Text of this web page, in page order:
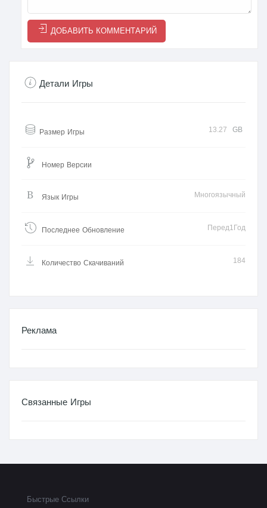
ДОБАВИТЬ КОММЕНТАРИЙ
Детали Игры
Размер Игры 13.27 GB
Номер Версии
Язык Игры Многоязычный
Последнее Обновление Перед1Год
Количество Скачиваний 184
Реклама
Связанные Игры
Быстрые Ссылки